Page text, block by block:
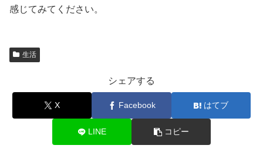
感じてみてください。
生活
シェアする
X Facebook はてブ
LINE コピー